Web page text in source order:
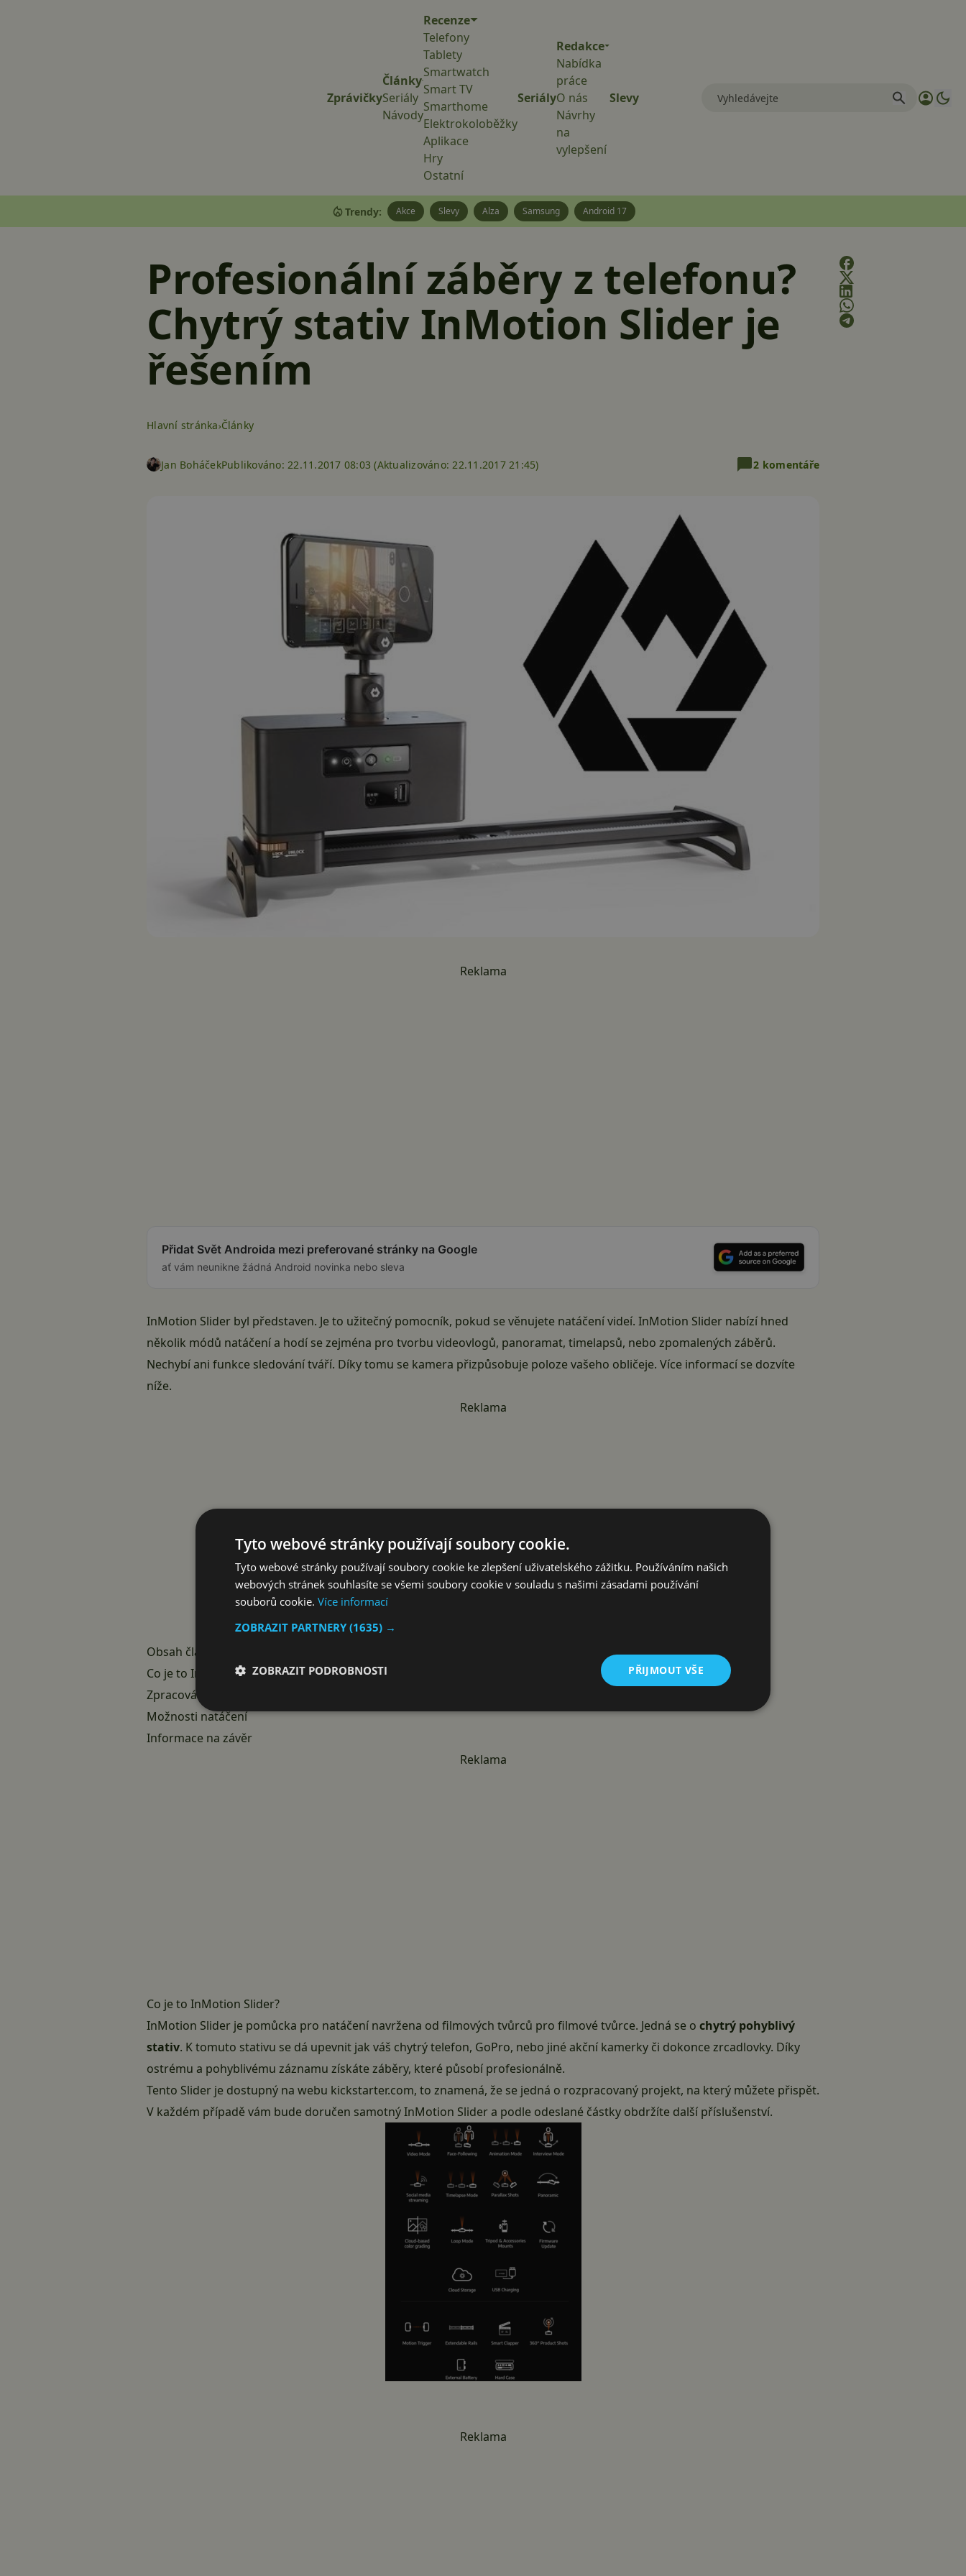
Zprávičky
Články
Seriály
Návody
Recenze
Telefony
Tablety
Smartwatch
Smart TV
Smarthome
Elektrokoloběžky
Aplikace
Hry
Ostatní
Seriály
Redakce
Nabídka
práce
O nás
Návrhy
na
vylepšení
Slevy
Trendy: Akce Slevy Alza Samsung Android 17
Profesionální záběry z telefonu?
Chytrý stativ InMotion Slider je
řešením
Hlavní stránka Články
Jan BoháčekPublikováno: 22.11.2017 08:03 (Aktualizováno: 22.11.2017 21:45) 2 komentáře
Reklama
Přidat Svět Androida mezi preferované stránky na Google
ať vám neunikne žádná Android novinka nebo sleva
InMotion Slider byl představen. Je to užitečný pomocník, pokud se věnujete natáčení videí. InMotion Slider nabízí hned
několik módů natáčení a hodí se zejména pro tvorbu videovlogů, panoramat, timelapsů, nebo zpomalených záběrů.
Nechybí ani funkce sledování tváří. Díky tomu se kamera přizpůsobuje poloze vašeho obličeje. Více informací se dozvíte
níže.
Reklama
Obsah článku InMotion Slider
Co je to InMotion Slider?
Zpracování a příslušenství
Možnosti natáčení
Informace na závěr
Reklama
Co je to InMotion Slider?
InMotion Slider je pomůcka pro natáčení navržena od filmových tvůrců pro filmové tvůrce. Jedná se o chytrý pohyblivý
stativ. K tomuto stativu se dá upevnit jak váš chytrý telefon, GoPro, nebo jiné akční kamerky či dokonce zrcadlovky. Díky
ostrému a pohyblivému záznamu získáte záběry, které působí profesionálně.
Tento Slider je dostupný na webu kickstarter.com, to znamená, že se jedná o rozpracovaný projekt, na který můžete přispět.
V každém případě vám bude doručen samotný InMotion Slider a podle odeslané částky obdržíte další příslušenství.
Reklama
Tyto webové stránky používají soubory cookie.
Tyto webové stránky používají soubory cookie ke zlepšení uživatelského zážitku. Používáním našich
webových stránek souhlasíte se všemi soubory cookie v souladu s našimi zásadami používání
souborů cookie. Více informací
ZOBRAZIT PARTNERY(1635) →
PŘIJMOUT VŠE
ZOBRAZIT PODROBNOSTI